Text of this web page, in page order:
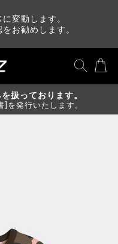
変動します。
お勧めします。
扱っております。
を発行いたします。